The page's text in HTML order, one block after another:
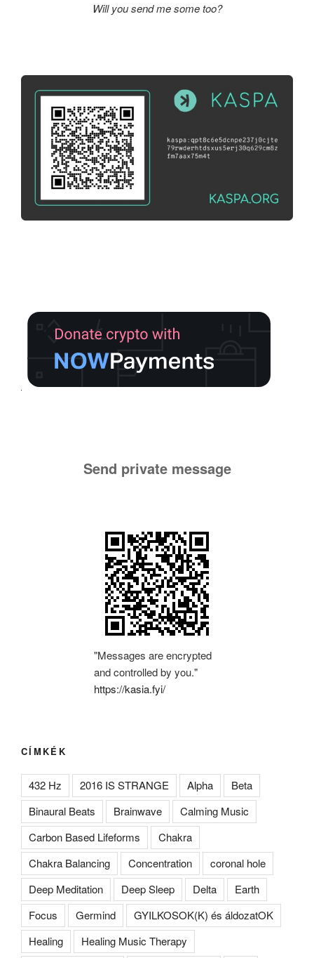
Will you send me some too?
Send private message
"Messages are encrypted
and controlled by you."
https://kasia.fyi/
CÍMKÉK
432 Hz 2016 IS STRANGE Alpha
Beta
Binaural Beats
Brainwave
Calming Music
Carbon Based Lifeforms
Chakra
Chakra Balancing
Concentration
coronal hole
Deep Meditation
Deep Sleep Delta
Earth
Focus
Germind
GYILKOSOK(K) és áldozatOK
Healing
Healing Music Therapy